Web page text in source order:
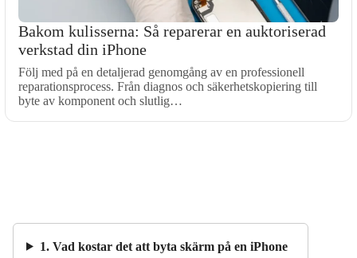
Bakom kulisserna: Så reparerar en auktoriserad
verkstad din iPhone
Följ med på en detaljerad genomgång av en professionell
reparationsprocess. Från diagnos och säkerhetskopiering till
byte av komponent och slutlig…
1. Vad kostar det att byta skärm på en iPhone